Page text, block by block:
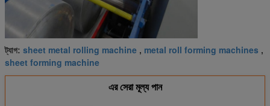
ট্যাগ: sheet metal rolling machine , metal roll forming machines ,
sheet forming machine
এর সেরা মূল্য পান